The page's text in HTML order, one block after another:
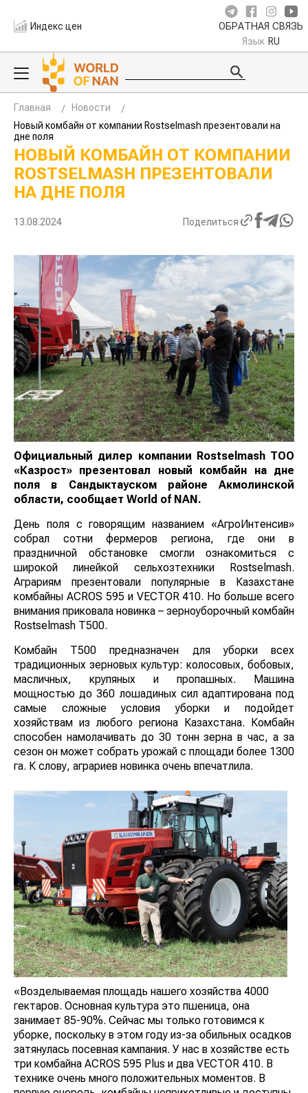
Индекс цен ОБРАТНАЯ СВЯЗЬ
Язык RU
Главная
Новости
Новый комбайн от компании Rostselmash презентовали на
дне поля
НОВЫЙ КОМБАЙН ОТ КОМПАНИИ
ROSTSELMASH ПРЕЗЕНТОВАЛИ
НА ДНЕ ПОЛЯ
13.08.2024 Поделиться
Официальный дилер компании Rostselmash ТОО
«Казрост» презентовал новый комбайн на дне
поля в Сандыктауском районе Акмолинской
области, сообщает World of NAN.
День поля с говорящим названием «АгроИнтенсив»
собрал сотни фермеров региона, где они в
праздничной обстановке смогли ознакомиться с
широкой линейкой сельхозтехники Rostselmash.
Аграриям презентовали популярные в Казахстане
комбайны ACROS 595 и VECTOR 410. Но больше всего
внимания приковала новинка – зерноуборочный комбайн
Rostselmash Т500.
Комбайн T500 предназначен для уборки всех
традиционных зерновых культур: колосовых, бобовых,
масличных, крупяных и пропашных. Машина
мощностью до 360 лошадиных сил адаптирована под
самые сложные условия уборки и подойдет
хозяйствам из любого региона Казахстана. Комбайн
способен намолачивать до 30 тонн зерна в час, а за
сезон он может собрать урожай с площади более 1300
га. К слову, аграриев новинка очень впечатлила.
«Возделываемая площадь нашего хозяйства 4000
гектаров. Основная культура это пшеница, она
занимает 85-90%. Сейчас мы только готовимся к
уборке, поскольку в этом году из-за обильных осадков
затянулась посевная кампания. У нас в хозяйстве есть
три комбайна ACROS 595 Plus и два VECTOR 410. В
технике очень много положительных моментов. В